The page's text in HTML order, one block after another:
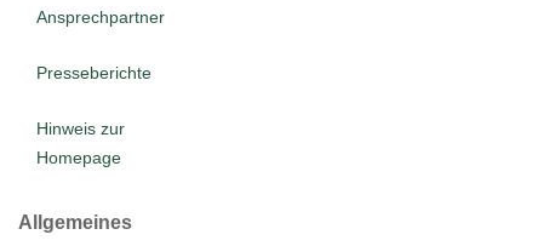
Ansprechpartner
Presseberichte
Hinweis zur
Homepage
Allgemeines